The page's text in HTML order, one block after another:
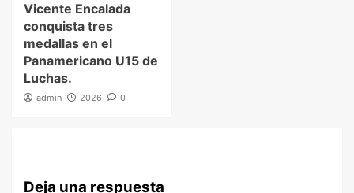
Vicente Encalada
conquista tres
medallas en el
Panamericano U15 de
Luchas.
admin 2026 0
Deja una respuesta